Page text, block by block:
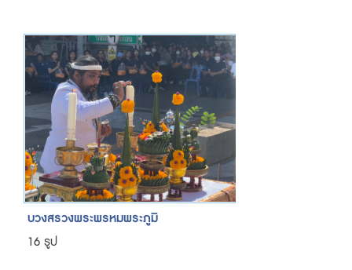
บวงสรวงพระพรหมพระภูมิ
16 รูป